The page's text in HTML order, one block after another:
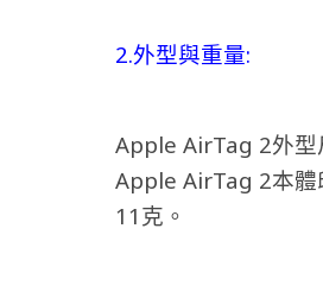
2.外型與重量:
Apple AirTag 2外型
Apple AirTag 2本體
11克。